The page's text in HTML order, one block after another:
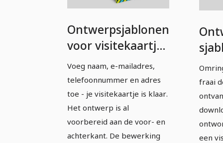
Ontwerpsjablonen
voor visitekaartjes
– Versie 13
Voeg naam, e-mailadres,
telefoonnummer en adres
toe - je visitekaartje is klaar.
Het ontwerp is al
voorbereid aan de voor- en
achterkant. De bewerking
fraai
een